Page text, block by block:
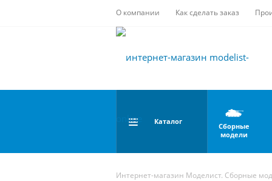
О компании Как сделать заказ
Каталог
Сборные
модели
Интернет-магазин Моделист. Сборные